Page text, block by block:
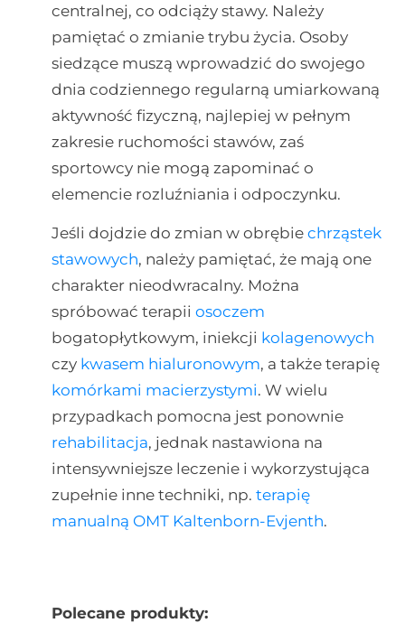
centralnej, co odciąży stawy. Należy
pamiętać o zmianie trybu życia. Osoby
siedzące muszą wprowadzić do swojego
dnia codziennego regularną umiarkowaną
aktywność fizyczną, najlepiej w pełnym
zakresie ruchomości stawów, zaś
sportowcy nie mogą zapominać o
elemencie rozluźniania i odpoczynku.
Jeśli dojdzie do zmian w obrębie chrząstek
stawowych, należy pamiętać, że mają one
charakter nieodwracalny. Można
spróbować terapii osoczem
bogatopłytkowym, iniekcji kolagenowych
czy kwasem hialuronowym, a także terapię
komórkami macierzystymi. W wielu
przypadkach pomocna jest ponownie
rehabilitacja, jednak nastawiona na
intensywniejsze leczenie i wykorzystująca
zupełnie inne techniki, np. terapię
manualną OMT Kaltenborn-Evjenth.
Polecane produkty: